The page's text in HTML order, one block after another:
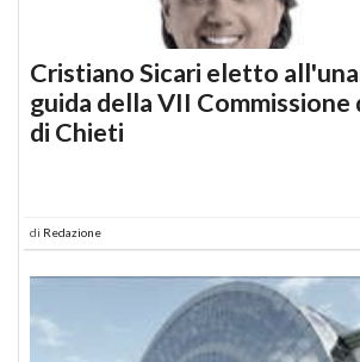
Cristiano Sicari eletto
guida della VII Commissione
di Chieti
di Redazione